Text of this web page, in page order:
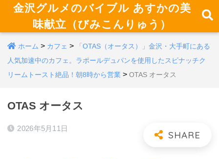
金沢グルメのバイブル あすかの美
味献立（びみこんりゅう）
ホーム > カフェ >
「OTAS（オータス）」金沢・大手町にある
人気加速中のカフェ。ラポールデュパンを使用したスピナッチク
リームトースト絶品！朝8時から営業 > OTAS オータス
OTAS オータス
2026年5月11日